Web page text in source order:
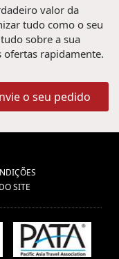
valor da
tudo como o seu
sobre a sua
rapidamente.
o seu pedido
SITE